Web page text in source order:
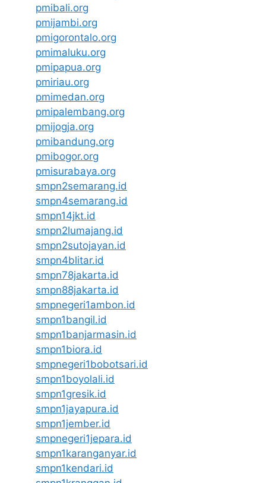
pmibali.org
pmijambi.org
pmigorontalo.org
pmimaluku.org
pmipapua.org
pmiriau.org
pmimedan.org
pmipalembang.org
pmijogja.org
pmibandung.org
pmibogor.org
pmisurabaya.org
smpn2semarang.id
smpn4semarang.id
smpn14jkt.id
smpn2lumajang.id
smpn2sutojayan.id
smpn4blitar.id
smpn78jakarta.id
smpn88jakarta.id
smpnegeri1ambon.id
smpn1bangil.id
smpn1banjarmasin.id
smpn1biora.id
smpnegeri1bobotsari.id
smpn1boyolali.id
smpn1gresik.id
smpn1jayapura.id
smpn1jember.id
smpnegeri1jepara.id
smpn1karanganyar.id
smpn1kendari.id